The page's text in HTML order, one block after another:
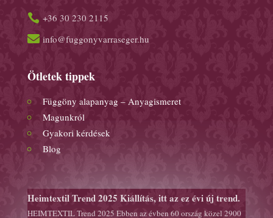
 +36 30 230 2115
 info@fuggonyvarraseger.hu
Ötletek tippek
Függöny alapanyag – Anyagismeret
Magunkról
Gyakori kérdések
Blog
Heimtextil Trend 2025 Kiállítás, itt az ez évi új trend.
HEIMTEXTIL Trend 2025 Ebben az évben 60 ország közel 2900